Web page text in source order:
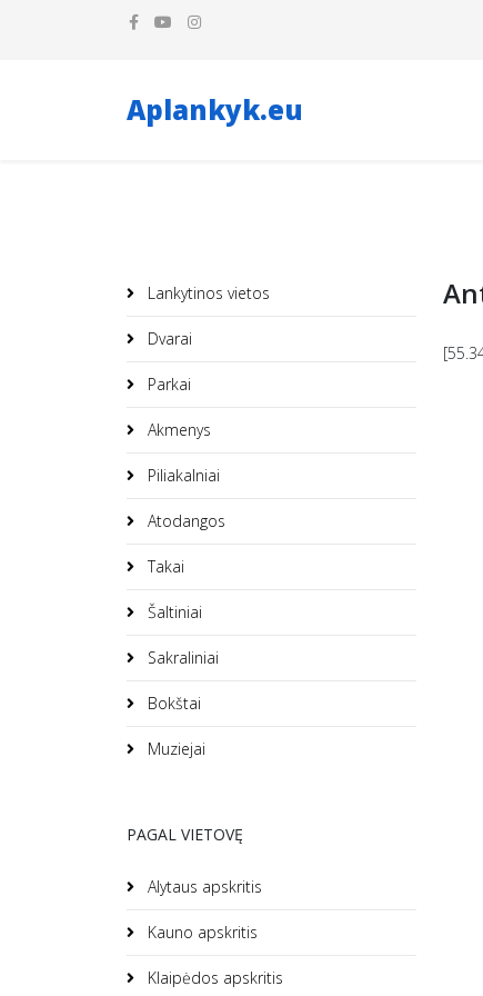
Aplankyk.eu
Lankytinos vietos
Dvarai
Parkai
Akmenys
Piliakalniai
Atodangos
Takai
Šaltiniai
Sakraliniai
Bokštai
Muziejai
PAGAL VIETOVĘ
Alytaus apskritis
Kauno apskritis
Klaipėdos apskritis